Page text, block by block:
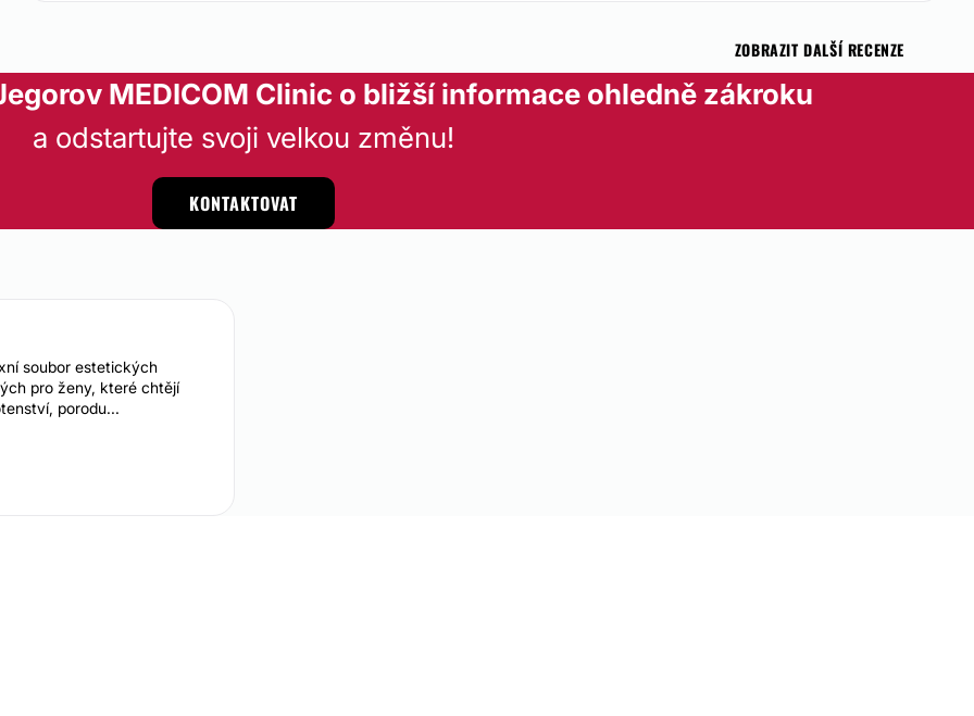
ZOBRAZIT DALŠÍ RECENZE
MEDICOM Clinic o bližší informace ohledně zákroku
a odstartujte svoji velkou změnu!
KONTAKTOVAT
soubor estetických
pro ženy, které chtějí
porodu...